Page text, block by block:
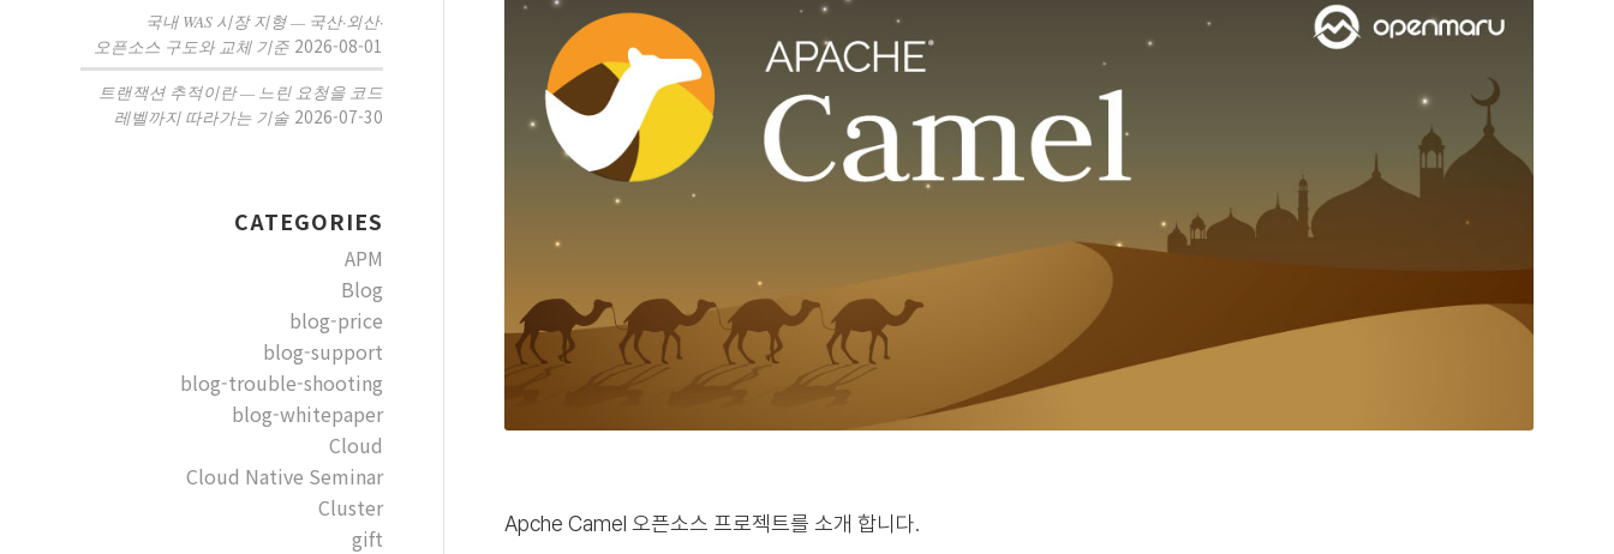
Apche Camel 오픈소스 프로젝트를 소개 합니다.
국내 WAS 시장 지형 — 국산·외산·
오픈소스 구도와 교체 기준 2026-08-01
트랜잭션 추적이란 — 느린 요청을 코드
레벨까지 따라가는 기술 2026-07-30
CATEGORIES
APM
Blog
blog-price
blog-support
blog-trouble-shooting
blog-whitepaper
Cloud
Cloud Native Seminar
Cluster
gift